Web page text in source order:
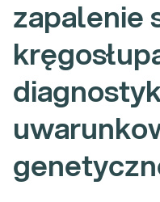
zapalenie